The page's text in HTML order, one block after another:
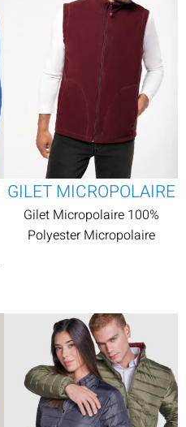
GILET MICROPOLAIRE
Gilet Micropolaire 100%
Polyester Micropolaire